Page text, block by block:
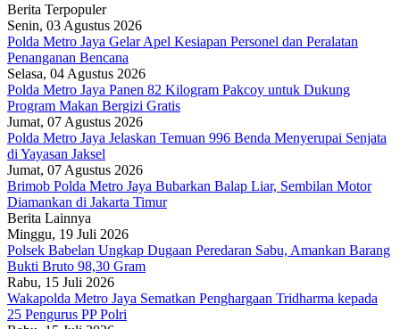
Berita Terpopuler
Senin, 03 Agustus 2026
Polda Metro Jaya Gelar Apel Kesiapan Personel dan Peralatan
Penanganan Bencana
Selasa, 04 Agustus 2026
Polda Metro Jaya Panen 82 Kilogram Pakcoy untuk Dukung
Program Makan Bergizi Gratis
Jumat, 07 Agustus 2026
Polda Metro Jaya Jelaskan Temuan 996 Benda Menyerupai Senjata
di Yayasan Jaksel
Jumat, 07 Agustus 2026
Brimob Polda Metro Jaya Bubarkan Balap Liar, Sembilan Motor
Diamankan di Jakarta Timur
Berita Lainnya
Minggu, 19 Juli 2026
Polsek Babelan Ungkap Dugaan Peredaran Sabu, Amankan Barang
Bukti Bruto 98,30 Gram
Rabu, 15 Juli 2026
Wakapolda Metro Jaya Sematkan Penghargaan Tridharma kepada
25 Pengurus PP Polri